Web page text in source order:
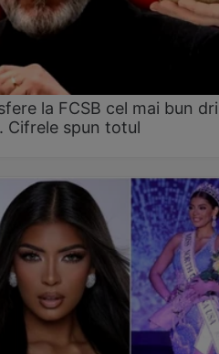
la FCSB cel mai bun
Cifrele spun totul